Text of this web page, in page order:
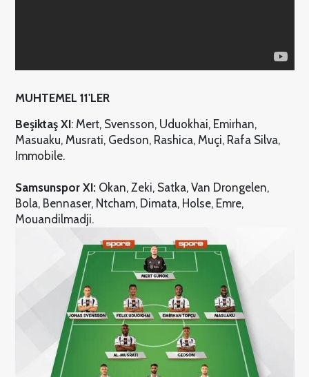
MUHTEMEL 11'LER
Beşiktaş XI: Mert, Svensson, Uduokhai, Emirhan,
Masuaku, Musrati, Gedson, Rashica, Muçi, Rafa Silva,
Immobile.
Samsunspor XI:Okan, Zeki, Satka, Van Drongelen,
Bola, Bennaser, Ntcham, Dimata, Holse, Emre,
Mouandilmadji.